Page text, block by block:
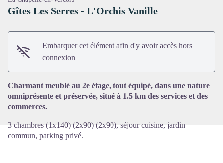
Voir l'image en plein écran
Gîtes Les Serres - L'Orchis Vanille
Embarquer cet élément afin d'y avoir accès hors
connexion
Charmant meublé au 2e étage, tout équipé, dans une nature
omniprésente et préservée, situé à 1.5 km des services et des
commerces.
3 chambres (1x140) (2x90) (2x90), séjour cuisine, jardin
commun, parking privé.